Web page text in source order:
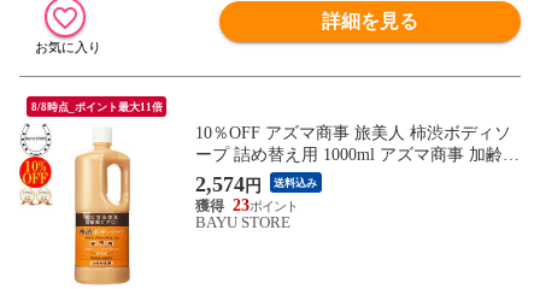
詳細を見る
8/8時点_ポイント最大11倍
10％OFF アズマ商事 旅美人 柿渋ボディソ
ープ 詰め替え用 1000ml アズマ商事 加齢臭
体臭 ボディソープ 旅美人 柿渋シリーズ ア
ズマ商事体臭 アズマ商事柿渋 詰替用 詰め
替え 加齢臭対策 男性 女性 柿渋ボディソー
2,574円 送料込み
23
BAYU STORE